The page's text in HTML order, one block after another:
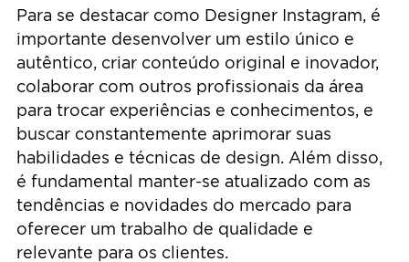
Para se destacar como Designer Instagram, é
importante desenvolver um estilo único e
autêntico, criar conteúdo original e inovador,
colaborar com outros profissionais da área
para trocar experiências e conhecimentos, e
buscar constantemente aprimorar suas
habilidades e técnicas de design. Além disso,
é fundamental manter-se atualizado com as
tendências e novidades do mercado para
oferecer um trabalho de qualidade e
relevante para os clientes.